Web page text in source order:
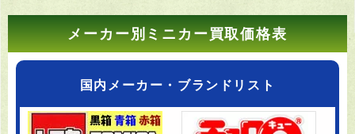
メーカー別ミニカー買取価格表
国内メーカー・ブランドリスト